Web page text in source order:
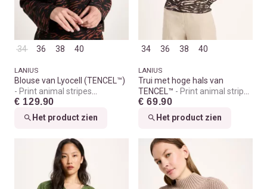
34 36 38 40
LANIUS
Blouse van Lyocell (TENCEL™)
Print animal stripes
chocolate
€ 129.90
Het product zien
34 36 38 40
LANIUS
Trui met hoge hals van
TENCEL™
Print animal stripes
rose
€ 69.90
Het product zien